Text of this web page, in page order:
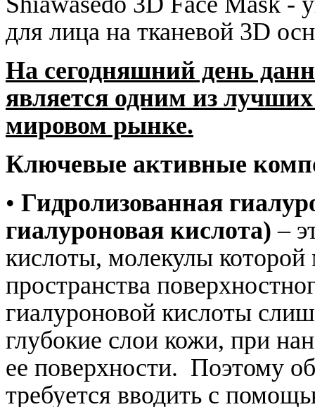
для лица на тканевой 3D
На сегодняшний день
является одним из
мировом рынке.
Ключевые активные
• Гидролизованная
гиалуроновая кислота) –
кислоты, молекулы
пространства
гиалуроновой кислоты
глубокие слои кожи, при
ее поверхности. Поэтому
требуется вводить с